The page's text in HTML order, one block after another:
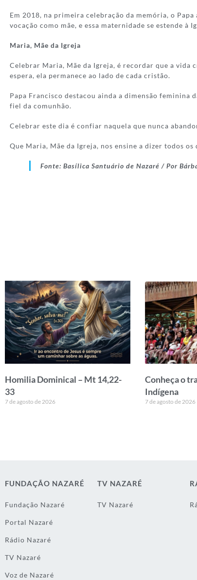
Em 2018, na primeira celebração da memória, o
vocação como mãe, e essa maternidade se estende à
Maria, Mãe da Igreja
Celebrar Maria, Mãe da Igreja, é recordar que a
espera, ela permanece ao lado de cada cristão.
Papa Francisco destacou ainda a dimensão
fiel da comunhão.
Celebrar este dia é confiar naquela que nunca
Que Maria, Mãe da Igreja, nos ensine a dizer todos os
Fonte: Basílica Santuário de Nazaré / Por
Homilia Dominical – Mt 14,22-
33
7 de agosto de 2026
Conheça o
Indígena
7 de agosto de 2026
FUNDAÇÃO NAZARÉ
Fundação Nazaré
Portal Nazaré
Rádio Nazaré
TV Nazaré
Voz de Nazaré
TV NAZARÉ
TV Nazaré